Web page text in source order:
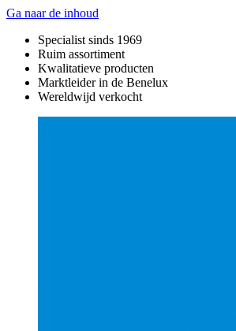
Ga naar de inhoud
Specialist sinds 1969
Ruim assortiment
Kwalitatieve producten
Marktleider in de Benelux
Wereldwijd verkocht